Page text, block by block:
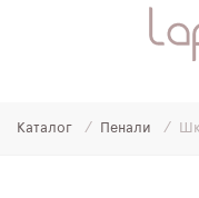
ШКІЛЬНІ РЮКЗАКИ ТА
МОЛОДІЖНІ РЮКЗАКИ
Каталог Пенали